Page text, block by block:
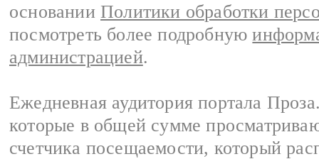
основании Политики обработки
посмотреть более подробную
администрацией.
Ежедневная аудитория портала
которые в общей сумме
счетчика посещаемости, который